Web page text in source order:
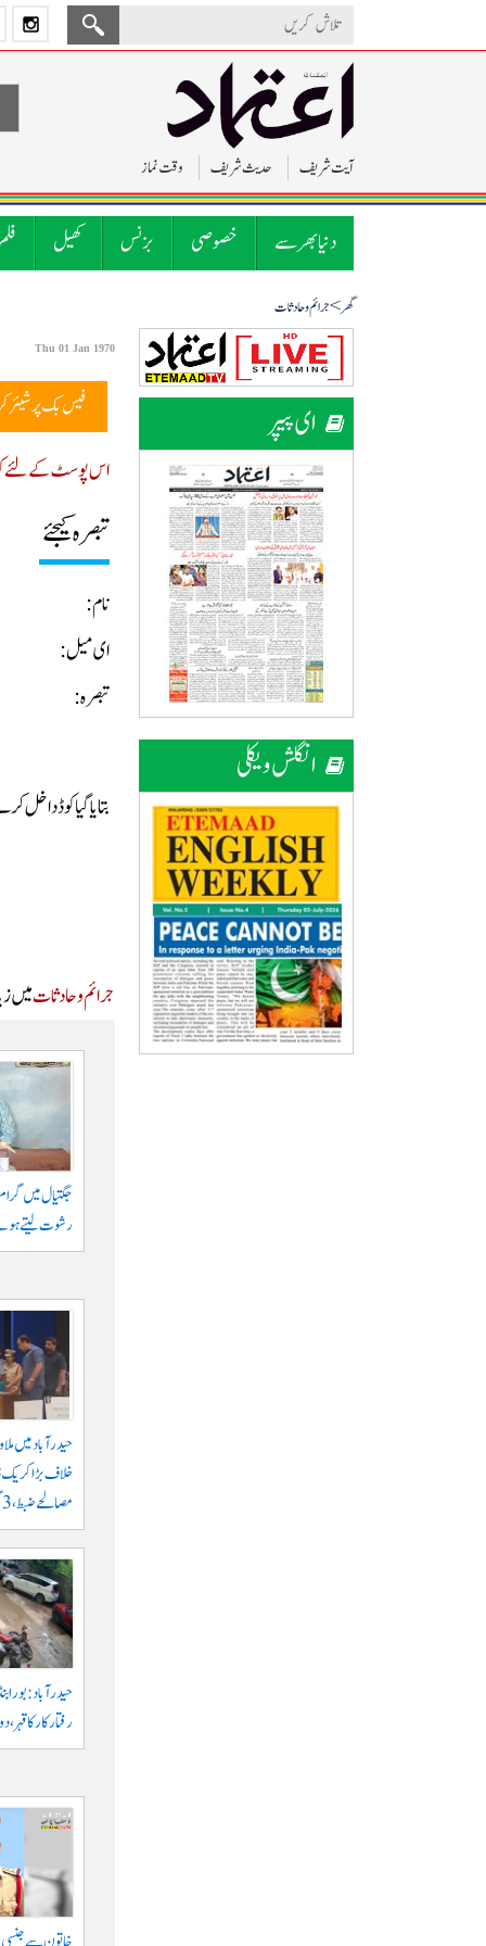
آیت شریف حدیث شریف وقت نماز
دنیا بھر سے خصوصی بزنس کھیل
گھر>جرائم و حادثات
ای پیپر
انگلش ویکلی
Thu 01 Jan 1970
فیس بک پر شیئر
اس پوسٹ کے لئے
تبصرہ کیجئے
نام:
ای میل:
تبصرہ:
بتایا گیا کوڈ داخل
جرائم و حادثاتمیں
رشوت لیتے
حیدرآباد میں
مصالحے ضبط، 3 گرفتار
حیدرآباد:
رفتار کار کا